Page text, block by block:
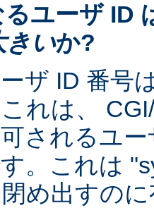
ユーザ ID
きいか?
ザ ID 番号
れは、
されるユ
。これは
め出すの